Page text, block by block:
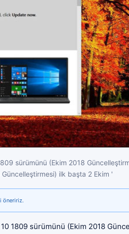
sürümünü (Ekim 2018
ilk başta 2 Ekim '
öneririz.
1809 sürümünü (Ekim 2018